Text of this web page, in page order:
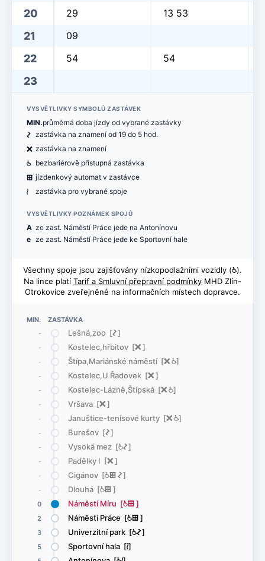
MIN. ZASTÁVKA
-
Lešná,zoo [ó]
- Kostelec,hřbitov [ë]
- Štípa,Mariánské náměstí [ë@]
- Kostelec,U Řadovek [ë]
- Kostelec-Lázně,Štípská [ë@]
- Vršava [ë]
- Januštice-tenisové kurty [ë@]
- Burešov [ó]
- Vysoká mez [@ó]
- Padělky I [ë]
- Cigánov [@æó]
- Dlouhá [@æ]
0 Náměstí Míru [@æ]
2 Náměstí Práce [@æ]
3 Univerzitní park [@ó]
5 Sportovní hala [<]
20 29 13 53
21 09
22 54 54
23
VYSVĚTLIVKY SYMBOLŮ ZASTÁVEK
MIN.průměrná doba jízdy od vybrané zastávky
ó zastávka na znamení od 19 do 5 hod.
ë zastávka na znamení
@ bezbariérově přístupná zastávka
æ jízdenkový automat v zastávce
< zastávka pro vybrané spoje
VYSVĚTLIVKY POZNÁMEK SPOJŮ
A ze zast. Náměstí Práce jede na Antonínovu
e ze zast. Náměstí Práce jede ke Sportovní hale
Všechny spoje jsou zajišťovány nízkopodlažními vozidly (@).
Na lince platí Tarif a Smluvní přepravní podmínky MHD Zlín-
Otrokovice zveřejněné na informačních místech dopravce.